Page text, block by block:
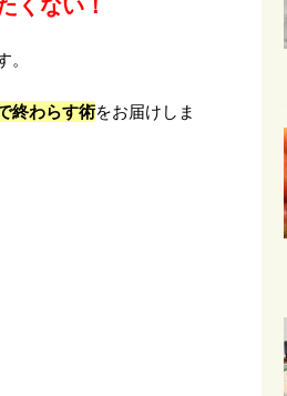
くない！
終わらす術をお届けしま